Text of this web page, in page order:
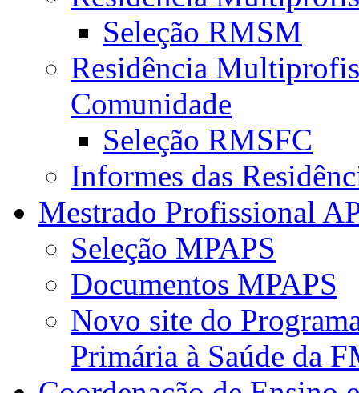
Seleção RMSM
Residência
Comunidade
Seleção RMSFC
Informes das
Mestrado Profissional
Seleção MPAPS
Documentos MPAPS
Novo site do
Primária à Saúde da